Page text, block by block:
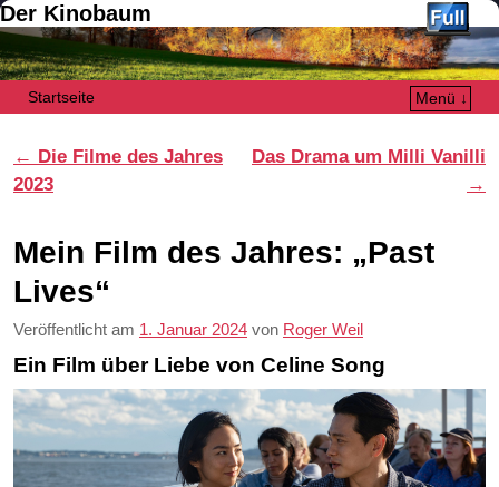
Der Kinobaum
Startseite
Menü ↓
Artikelnavigation
← Die Filme des Jahres
2023
Das Drama um Milli Vanilli
→
Mein Film des Jahres: „Past
Lives“
Veröffentlicht am 1. Januar 2024 von Roger Weil
Ein Film über Liebe von Celine Song